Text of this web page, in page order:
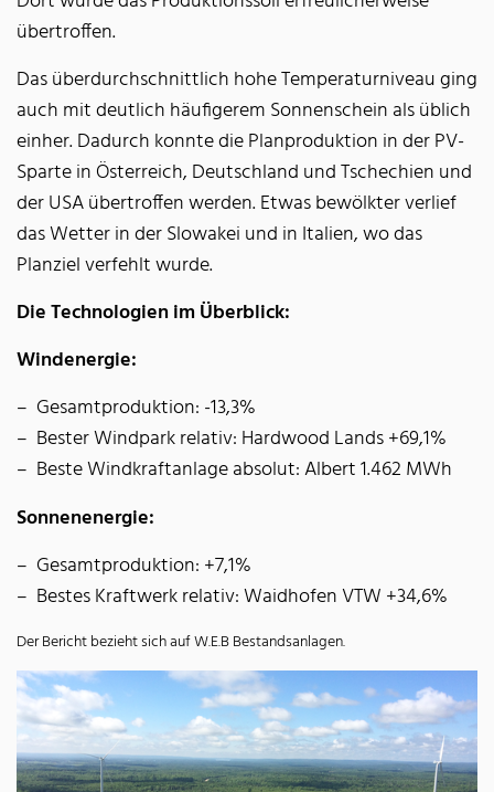
übertroffen.
Das überdurchschnittlich hohe Temperaturniveau ging
auch mit deutlich häufigerem Sonnenschein als üblich
einher. Dadurch konnte die Planproduktion in der PV-
Sparte in Österreich, Deutschland und Tschechien und
der USA übertroffen werden. Etwas bewölkter verlief
das Wetter in der Slowakei und in Italien, wo das
Planziel verfehlt wurde.
Die Technologien im Überblick:
Windenergie:
Gesamtproduktion: -13,3%
Bester Windpark relativ: Hardwood Lands +69,1%
Beste Windkraftanlage absolut: Albert 1.462 MWh
Sonnenenergie:
Gesamtproduktion: +7,1%
Bestes Kraftwerk relativ: Waidhofen VTW +34,6%
Der Bericht bezieht sich auf W.E.B Bestandsanlagen.